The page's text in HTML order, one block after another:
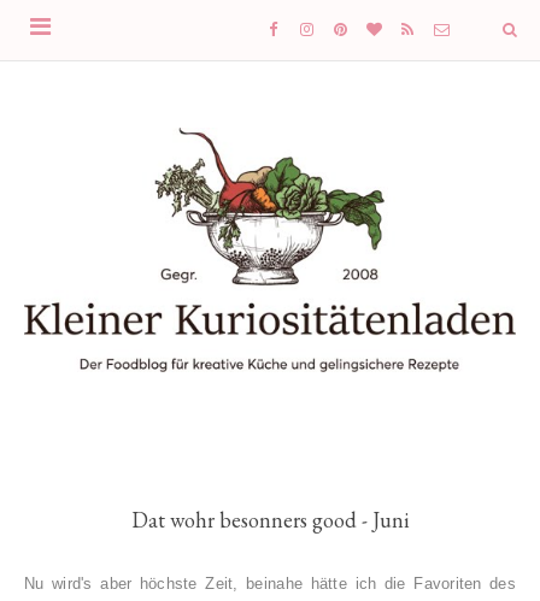
Dat wohr besonners good - Juni
Nu wird's aber höchste Zeit, beinahe hätte ich die Favoriten des